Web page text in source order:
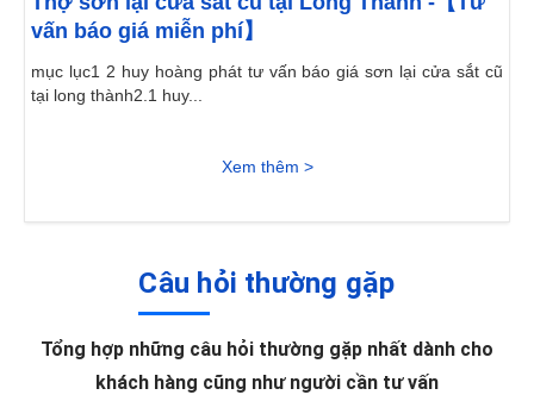
vấn báo giá miễn phí】
mục lục1 2 huy hoàng phát tư vấn báo giá sơn lại cửa sắt cũ
tại long thành2.1 huy...
Xem thêm >
Câu hỏi thường gặp
Tổng hợp những câu hỏi thường gặp nhất dành cho
khách hàng cũng như người cần tư vấn